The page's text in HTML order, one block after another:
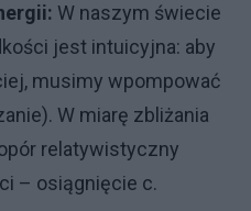
W naszym świecie
jest intuicyjna: aby
musimy wpompować
W miarę zbliżania
relatywistyczny
– osiągnięcie c.